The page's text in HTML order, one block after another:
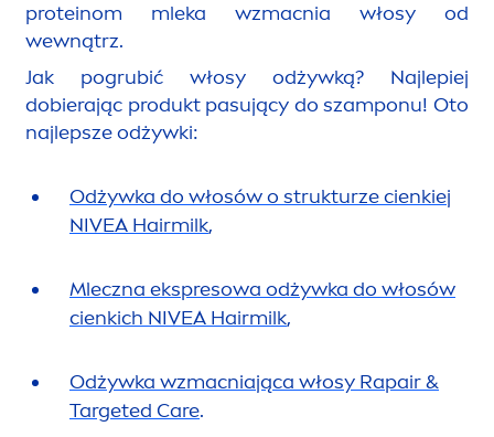
proteinom mleka wzmacnia włosy od
wewnątrz.
Jak pogrubić włosy odżywką? Najlepiej
dobierając produkt pasujący do szamponu! Oto
najlepsze odżywki:
Odżywka do włosów o strukturze cienkiej
NIVEA Hairmilk,
Mleczna ekspresowa odżywka do włosów
cienkich NIVEA Hairmilk,
Odżywka wzmacniająca włosy Rapair &
Targeted Care.